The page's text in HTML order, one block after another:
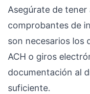
Asegúrate de
comprobantes de
son necesarios los
ACH o giros
documentación al
suficiente.